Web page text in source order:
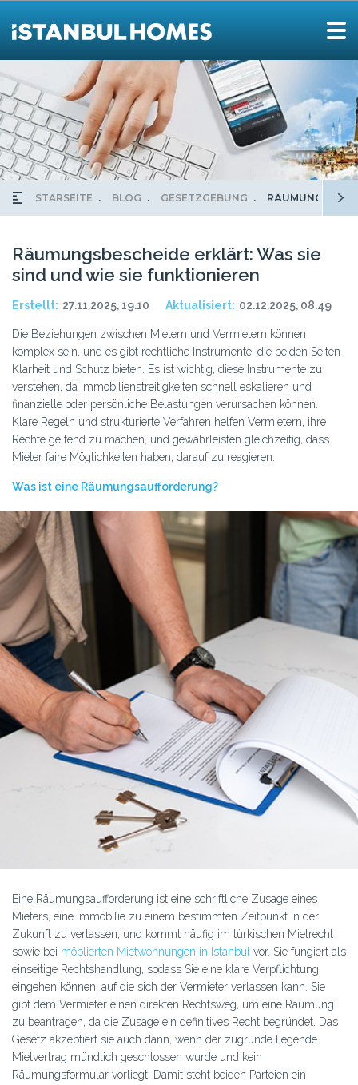
STARSEITE BLOG GESETZGEBUNG
Räumungsbescheide erklärt: Was sie
sind und wie sie funktionieren
Erstellt: 27.11.2025, 19.10 Aktualisiert: 02.12.2025, 08.49
Die Beziehungen zwischen Mietern und Vermietern können
komplex sein, und es gibt rechtliche Instrumente, die beiden Seiten
Klarheit und Schutz bieten. Es ist wichtig, diese Instrumente zu
verstehen, da Immobilienstreitigkeiten schnell eskalieren und
finanzielle oder persönliche Belastungen verursachen können.
Klare Regeln und strukturierte Verfahren helfen Vermietern, ihre
Rechte geltend zu machen, und gewährleisten gleichzeitig, dass
Mieter faire Möglichkeiten haben, darauf zu reagieren.
Was ist eine Räumungsaufforderung?
Eine Räumungsaufforderung ist eine schriftliche Zusage eines
Mieters, eine Immobilie zu einem bestimmten Zeitpunkt in der
Zukunft zu verlassen, und kommt häufig im türkischen Mietrecht
sowie bei möblierten Mietwohnungen in Istanbul vor. Sie fungiert als
einseitige Rechtshandlung, sodass Sie eine klare Verpflichtung
eingehen können, auf die sich der Vermieter verlassen kann. Sie
gibt dem Vermieter einen direkten Rechtsweg, um eine Räumung
zu beantragen, da die Zusage ein definitives Recht begründet. Das
Gesetz akzeptiert sie auch dann, wenn der zugrunde liegende
Mietvertrag mündlich geschlossen wurde und kein
Räumungsformular vorliegt. Damit steht beiden Parteien ein